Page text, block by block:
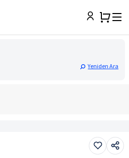
Yeniden Ara